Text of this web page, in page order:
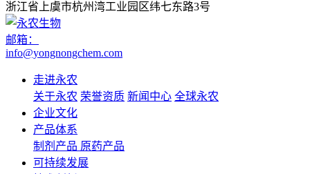
浙江省上虞市杭州湾工业园区纬七东路3号
邮箱：
info@yongnongchem.com
走进永农
关于永农 荣誉资质 新闻中心 全球永农
企业文化
产品体系
制剂产品 原药产品
可持续发展